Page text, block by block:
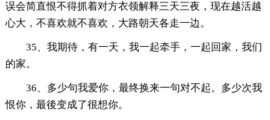
误会简直恨不得抓着对方衣领解释三天三夜，现在越活越
心大，不喜欢就不喜欢，大路朝天各走一边。
35、我期待，有一天，我一起牵手，一起回家，我们
的家。
36、多少句我爱你，最终换来一句对不起。多少次我
恨你，最後变成了很想你。